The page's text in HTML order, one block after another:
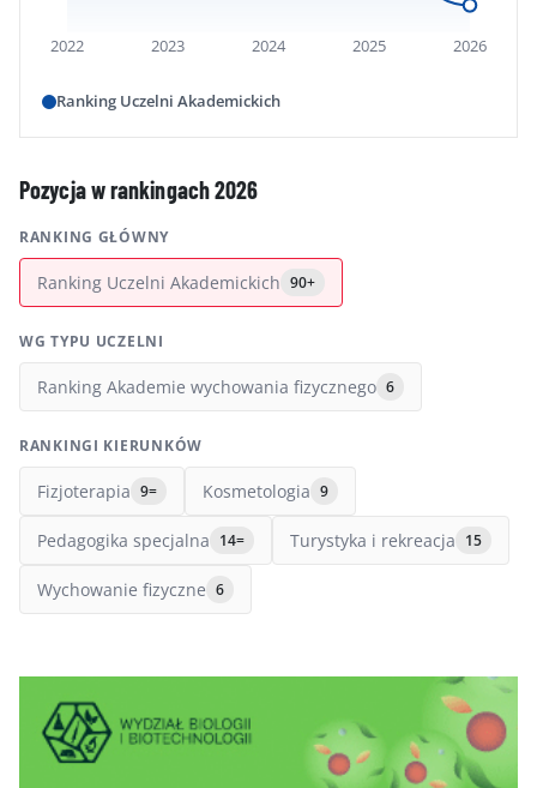
2022 2023 2024 2025 2026
Ranking Uczelni Akademickich
Pozycja w rankingach 2026
RANKING GŁÓWNY
Ranking Uczelni Akademickich 90+
WG TYPU UCZELNI
Ranking Akademie wychowania fizycznego 6
RANKINGI KIERUNKÓW
Fizjoterapia 9= Kosmetologia 9
Pedagogika specjalna 14= Turystyka i rekreacja 15
Wychowanie fizyczne 6